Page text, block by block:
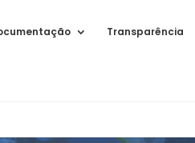
Transparência